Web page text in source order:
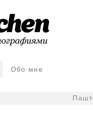
Обо мне